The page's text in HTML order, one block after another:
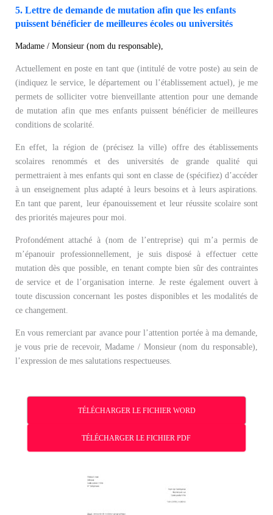
5. Lettre de demande de mutation afin que les enfants
puissent bénéficier de meilleures écoles ou universités
Madame / Monsieur (nom du responsable),
Actuellement en poste en tant que (intitulé de votre poste) au sein de
(indiquez le service, le département ou l’établissement actuel), je me
permets de solliciter votre bienveillante attention pour une demande
de mutation afin que mes enfants puissent bénéficier de meilleures
conditions de scolarité.
En effet, la région de (précisez la ville) offre des établissements
scolaires renommés et des universités de grande qualité qui
permettraient à mes enfants qui sont en classe de (spécifiez) d’accéder
à un enseignement plus adapté à leurs besoins et à leurs aspirations.
En tant que parent, leur épanouissement et leur réussite scolaire sont
des priorités majeures pour moi.
Profondément attaché à (nom de l’entreprise) qui m’a permis de
m’épanouir professionnellement, je suis disposé à effectuer cette
mutation dès que possible, en tenant compte bien sûr des contraintes
de service et de l’organisation interne. Je reste également ouvert à
toute discussion concernant les postes disponibles et les modalités de
ce changement.
En vous remerciant par avance pour l’attention portée à ma demande,
je vous prie de recevoir, Madame / Monsieur (nom du responsable),
l’expression de mes salutations respectueuses.
TÉLÉCHARGER LE FICHIER WORD
TÉLÉCHARGER LE FICHIER PDF